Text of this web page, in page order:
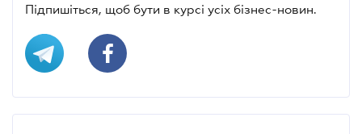
Підпишіться, щоб бути в курсі усіх бізнес-новин.